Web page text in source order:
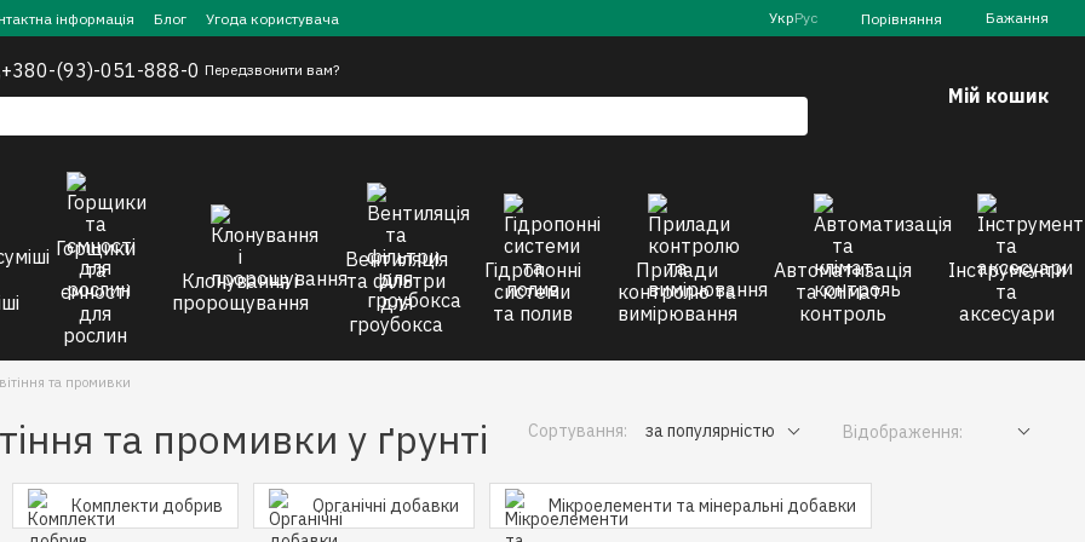
інформація Блог Угода користувача УкрРус Порівняння Бажання
+380-(93)-051-888-0 Передзвонити вам?
Мій кошик
Горщики
та
ємності
для
рослин
Клонування і
пророщування
Вентиляція
та фільтри
для
гроубокса
Гідропонні
системи
та полив
Прилади
контролю та
вимірювання
Автоматизація
та клімат-
контроль
Інструменти
та
аксесуари
та промивки
та промивки у ґрунті Сортування: за популярністю Відображення:
Комплекти добрив Органічні добавки Мікроелементи та мінеральні добавки